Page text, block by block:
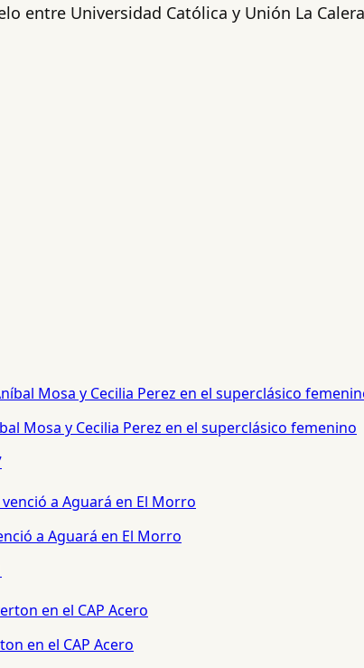
entre Universidad Católica y Unión La
Mosa y Cecilia Perez en el superclásico femenino
a Aguará en El Morro
en el CAP Acero